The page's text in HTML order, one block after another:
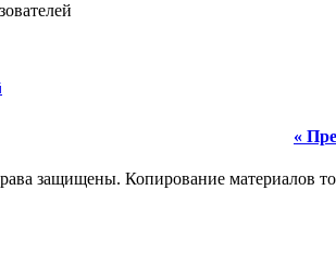
«
защищены. Копирование материалов